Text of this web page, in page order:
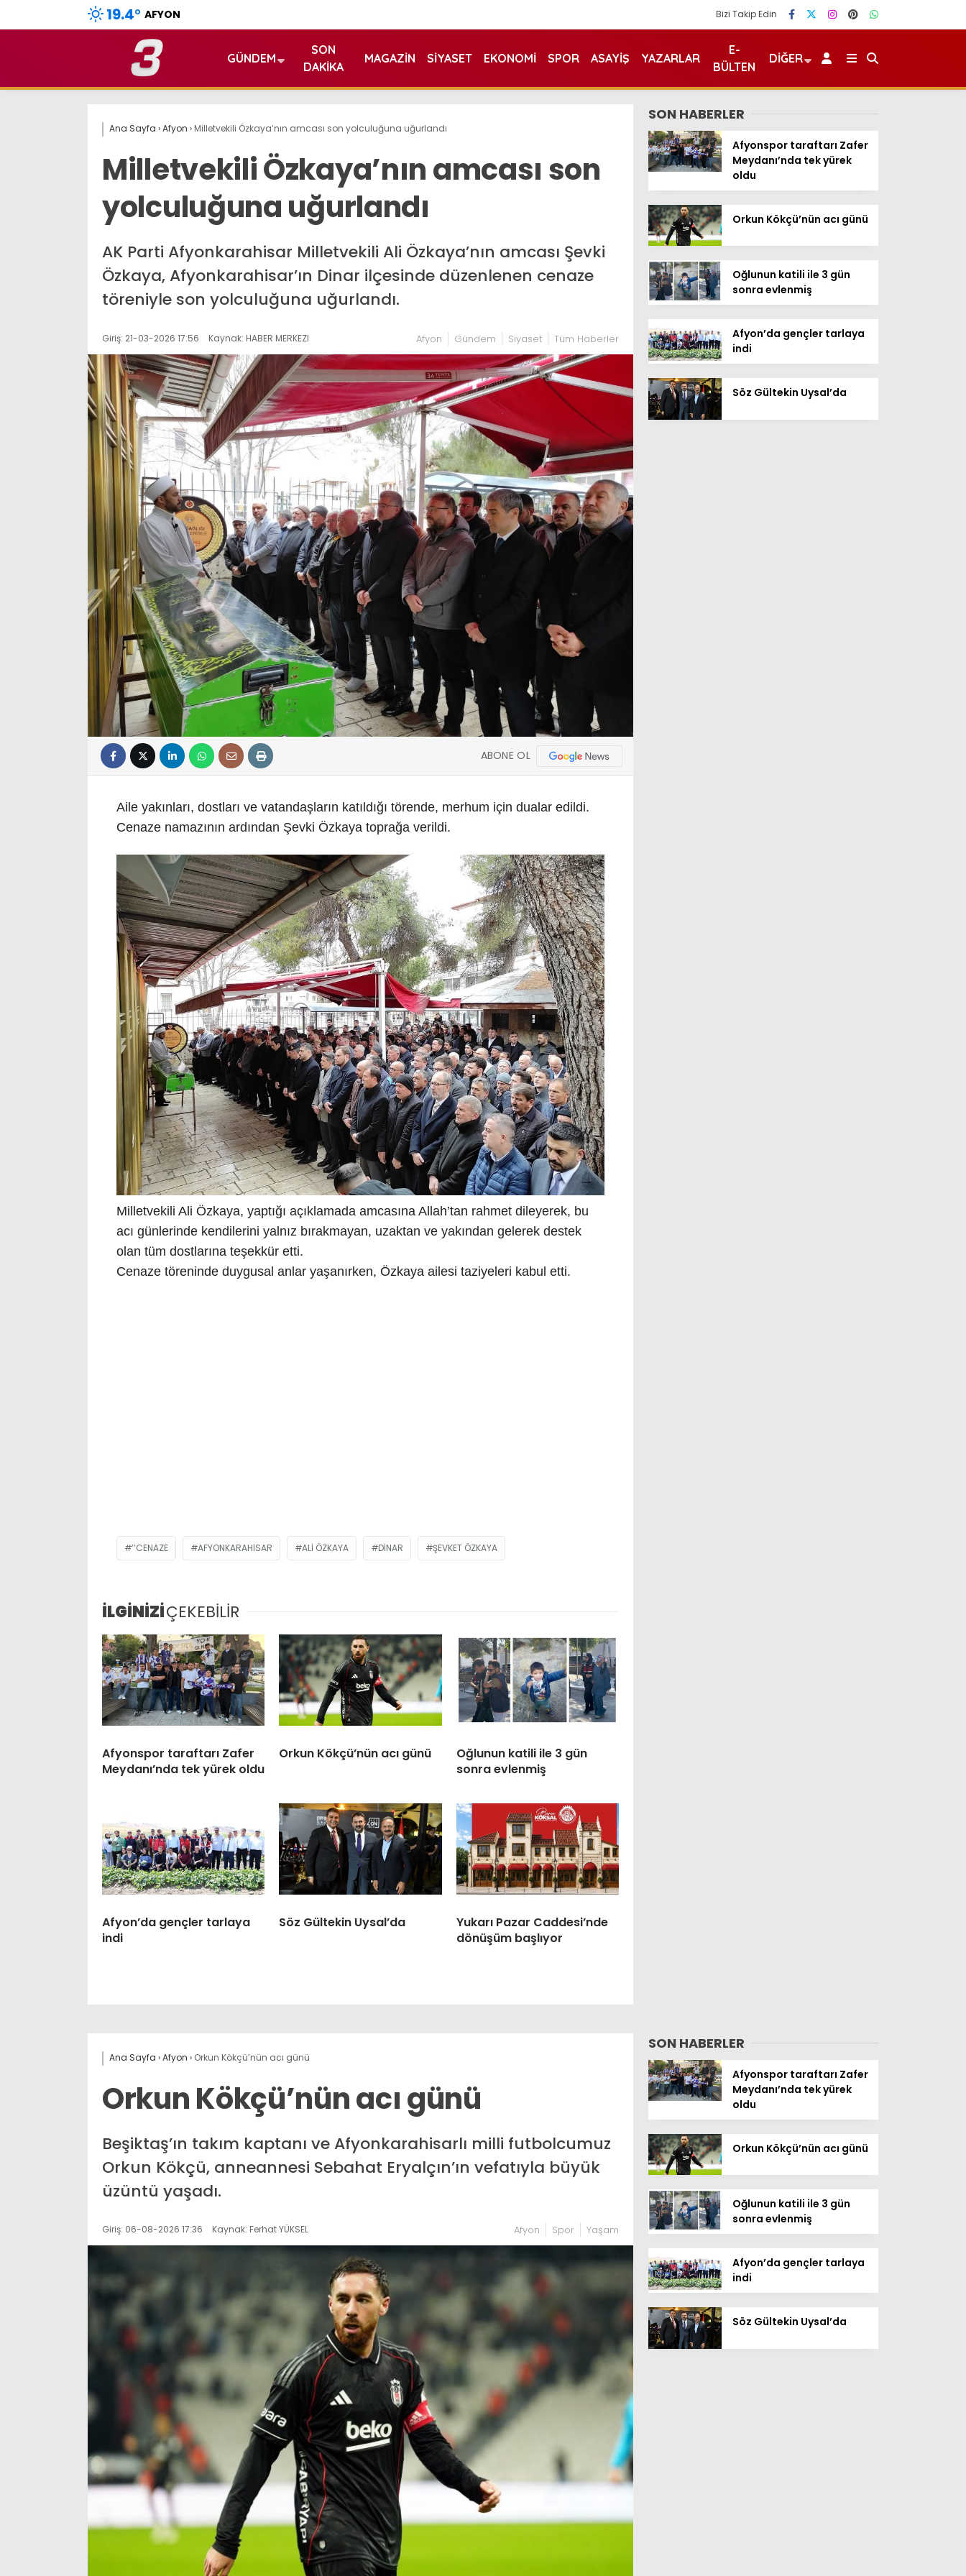
19.4° AFYON Bizi Takip Edin
GÜNDEM
SON
DAKIKA
MAGAZIN SIYASET EKONOMI SPOR ASAYIŞ YAZARLAR
E-
BÜLTEN
DIĞER
Ana Sayfa ›Afyon › Milletvekili Özkaya’nın amcası son yolculuğuna uğurlandı
Milletvekili Özkaya’nın amcası son
yolculuğuna uğurlandı
AK Parti Afyonkarahisar Milletvekili Ali Özkaya’nın amcası Şevki
Özkaya, Afyonkarahisar’ın Dinar ilçesinde düzenlenen cenaze
töreniyle son yolculuğuna uğurlandı.
Giriş: 21-03-2026 17:56 Kaynak: HABER MERKEZI Afyon Gündem Siyaset Tüm Haberler
ABONE OL
Aile yakınları, dostları ve vatandaşların katıldığı törende, merhum için dualar edildi.
Cenaze namazının ardından Şevki Özkaya toprağa verildi.
Milletvekili Ali Özkaya, yaptığı açıklamada amcasına Allah’tan rahmet dileyerek, bu
acı günlerinde kendilerini yalnız bırakmayan, uzaktan ve yakından gelerek destek
olan tüm dostlarına teşekkür etti.
Cenaze töreninde duygusal anlar yaşanırken, Özkaya ailesi taziyeleri kabul etti.
’’CENAZE AFYONKARAHISAR ALI ÖZKAYA DINAR ŞEVKET ÖZKAYA
İLGİNİZİÇEKEBİLİR
Afyonspor taraftarı Zafer
Meydanı’nda tek yürek oldu
Orkun Kökçü’nün acı günü
Oğlunun katili ile 3 gün
sonra evlenmiş
Afyon’da gençler tarlaya
indi
Söz Gültekin Uysal’da
Yukarı Pazar Caddesi’nde
dönüşüm başlıyor
SON HABERLER
Afyonspor taraftarı Zafer
Meydanı’nda tek yürek
oldu
Orkun Kökçü’nün acı günü
Oğlunun katili ile 3 gün
sonra evlenmiş
Afyon’da gençler tarlaya
indi
Söz Gültekin Uysal’da
Ana Sayfa ›Afyon › Orkun Kökçü’nün acı günü
Orkun Kökçü’nün acı günü
Beşiktaş’ın takım kaptanı ve Afyonkarahisarlı milli futbolcumuz
Orkun Kökçü, anneannesi Sebahat Eryalçın’ın vefatıyla büyük
üzüntü yaşadı.
Giriş: 06-08-2026 17:36 Kaynak: Ferhat YÜKSEL Afyon Spor Yaşam
SON HABERLER
Afyonspor taraftarı Zafer
Meydanı’nda tek yürek
oldu
Orkun Kökçü’nün acı günü
Oğlunun katili ile 3 gün
sonra evlenmiş
Afyon’da gençler tarlaya
indi
Söz Gültekin Uysal’da